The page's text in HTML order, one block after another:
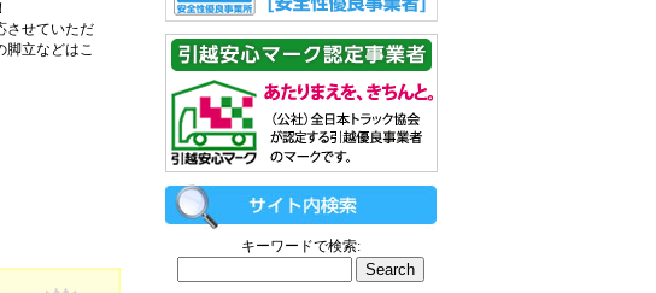
させていただ
脚立などはこ
キーワードで検索: